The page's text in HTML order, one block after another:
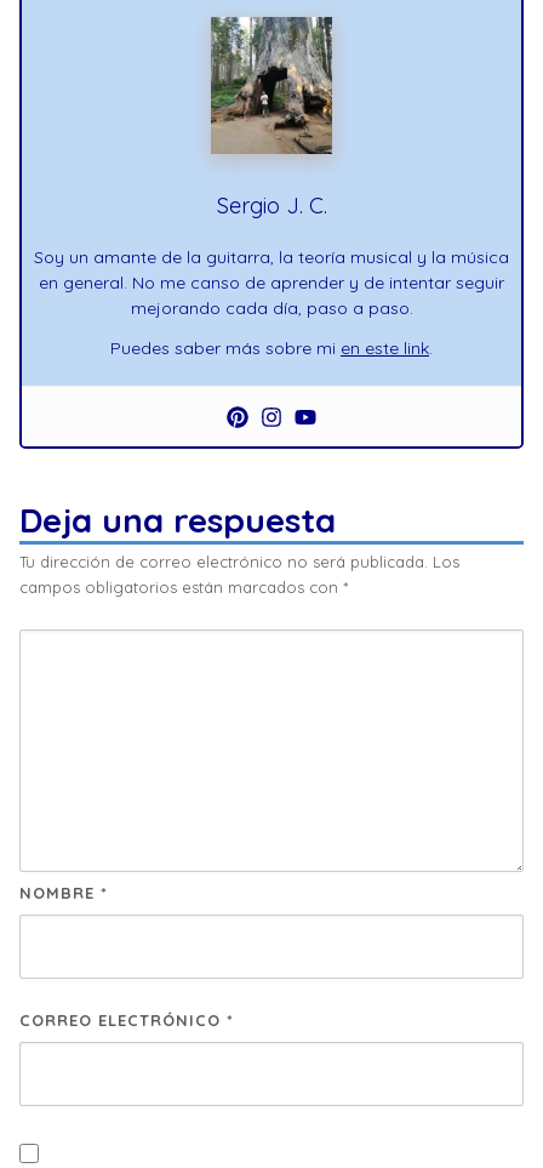
Sergio J. C.
Soy un amante de la guitarra, la teoría musical y la música
en general. No me canso de aprender y de intentar seguir
mejorando cada día, paso a paso.
Puedes saber más sobre mi en este link.
Deja una respuesta
Tu dirección de correo electrónico no será publicada. Los
campos obligatorios están marcados con *
NOMBRE *
CORREO ELECTRÓNICO *